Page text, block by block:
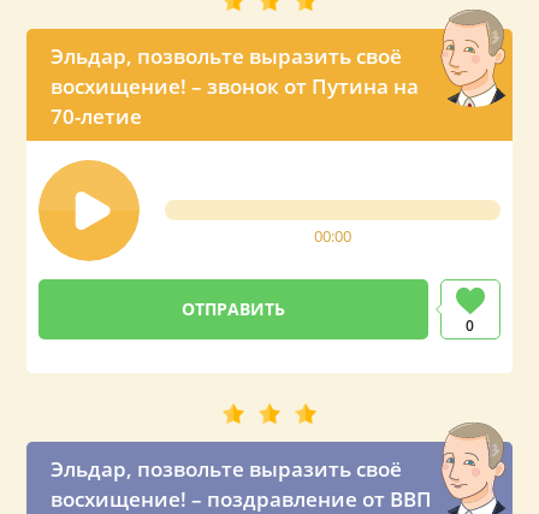
Эльдар, позвольте выразить своё
восхищение! – звонок от Путина на
70-летие
00:00
0
Эльдар, позвольте выразить своё
восхищение! – поздравление от ВВП